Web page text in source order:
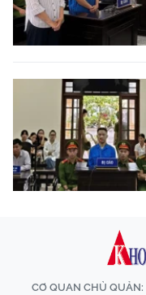
CƠ QUAN CHỦ QUẢN: